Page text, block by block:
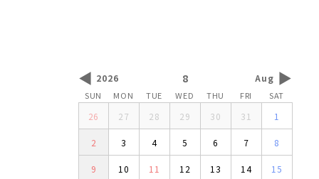
◀ 2026 8 Aug ▶
SUN MON TUE WED THU FRI SAT
26 27 28 29 30 31 1
2 3 4 5 6 7 8
9 10 11 12 13 14 15